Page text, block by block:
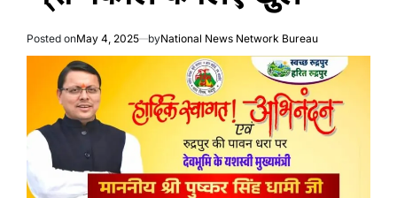
Posted onMay 4, 2025 byNational News Network Bureau